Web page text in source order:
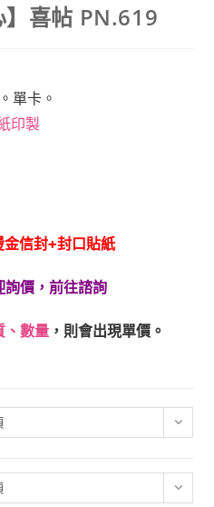
】喜帖 PN.619
單卡。
印製
金信封+封口貼紙
詢價，前往諮詢
、數量 ，則會出現單價。